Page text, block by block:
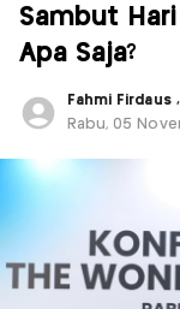
Sambut
Apa Saja?
Fahmi Firdaus ,
Rabu, 05